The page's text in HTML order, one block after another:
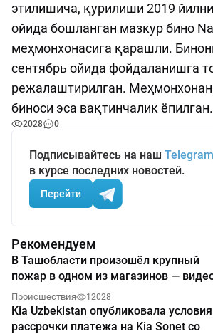
этилишича, қурилиши 2019
ойида бошланган мазкур бино
меҳмонхонасига қарашли.
сентябрь ойида фойдаланишга
режалаштирилган.
биноси эса вақтинчалик ёпилган.
2028 0
Подписывайтесь на наш Telegram
в курсе последних новостей.
Перейти
Рекомендуем
В Ташобласти произошёл крупный
пожар в одном из магазинов —
Происшествия 12028
Kia Uzbekistan опубликовала условия
рассрочки платежа на Kia Sonet со